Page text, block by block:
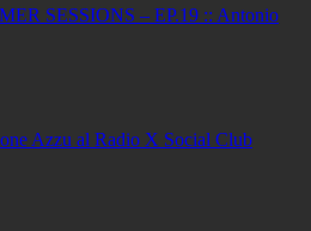
SESSIONS – EP.19 :: Antonio
Azzu al Radio X Social Club